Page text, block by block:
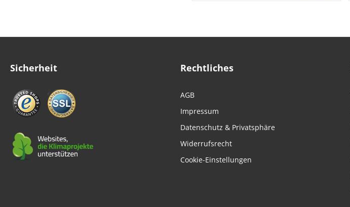
Sicherheit Rechtliches
AGB
Impressum
Datenschutz & Privatsphäre
Widerrufsrecht
Cookie-Einstellungen